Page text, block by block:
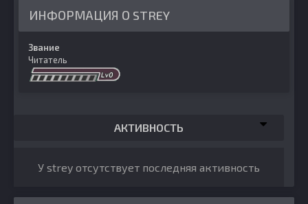
ИНФОРМАЦИЯ О STREY
Звание
Читатель
АКТИВНОСТЬ
У strey отсутствует последняя активность